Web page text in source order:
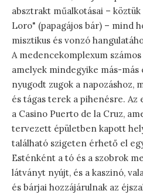
absztrakt műalkotásai –
Loro" (papagájos bár) – mind
misztikus és vonzó
A medencekomplexum
amelyek mindegyike más-
nyugodt zugok a napozáshoz,
és tágas terek a pihenésre.
a Casino Puerto de la Cruz,
tervezett épületben kapott
található szigeten érhető el
Esténként a tó és a szobrok
látványt nyújt, és a kaszinó,
és bárjai hozzájárulnak az